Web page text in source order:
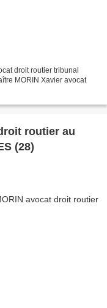
routier tribunal
MORIN Xavier avocat
routier au
(28)